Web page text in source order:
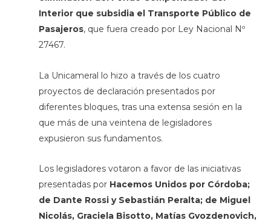
Interior que subsidia el Transporte Público de
Pasajeros, que fuera creado por Ley Nacional Nº
27467.
La Unicameral lo hizo a través de los cuatro
proyectos de declaración presentados por
diferentes bloques, tras una extensa sesión en la
que más de una veintena de legisladores
expusieron sus fundamentos.
Los legisladores votaron a favor de las iniciativas
presentadas por Hacemos Unidos por Córdoba;
de Dante Rossi y Sebastián Peralta; de Miguel
Nicolás, Graciela Bisotto, Matías Gvozdenovich,